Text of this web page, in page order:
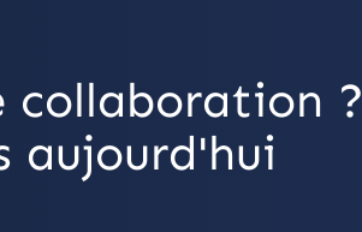
collaboration ?
aujourd'hui